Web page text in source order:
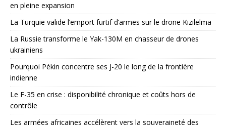
en pleine expansion
La Turquie valide l’emport furtif d’armes sur le drone Kızılelma
La Russie transforme le Yak-130M en chasseur de drones
ukrainiens
Pourquoi Pékin concentre ses J-20 le long de la frontière
indienne
Le F-35 en crise : disponibilité chronique et coûts hors de
contrôle
Les armées africaines accélèrent vers la souveraineté des